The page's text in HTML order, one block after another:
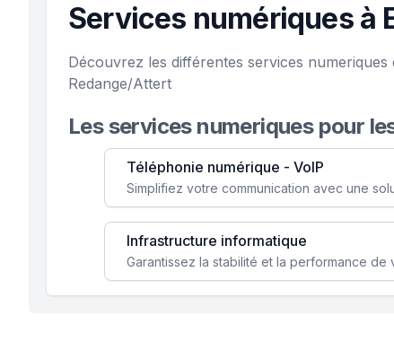
Services numériques à
Découvrez les différentes services
Redange/Attert
Les services numeriques pour
Téléphonie numérique - VoIP
Infrastructure informatique